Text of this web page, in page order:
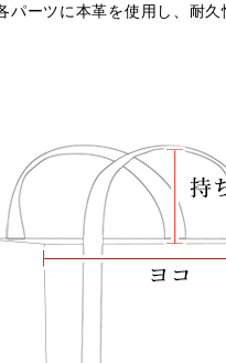
パーツに本革を使用し、耐